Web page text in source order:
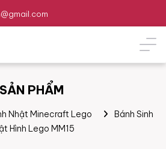
SẢN PHẨM
Nhật Minecraft Lego
Bánh Sinh
Hình Lego MM15